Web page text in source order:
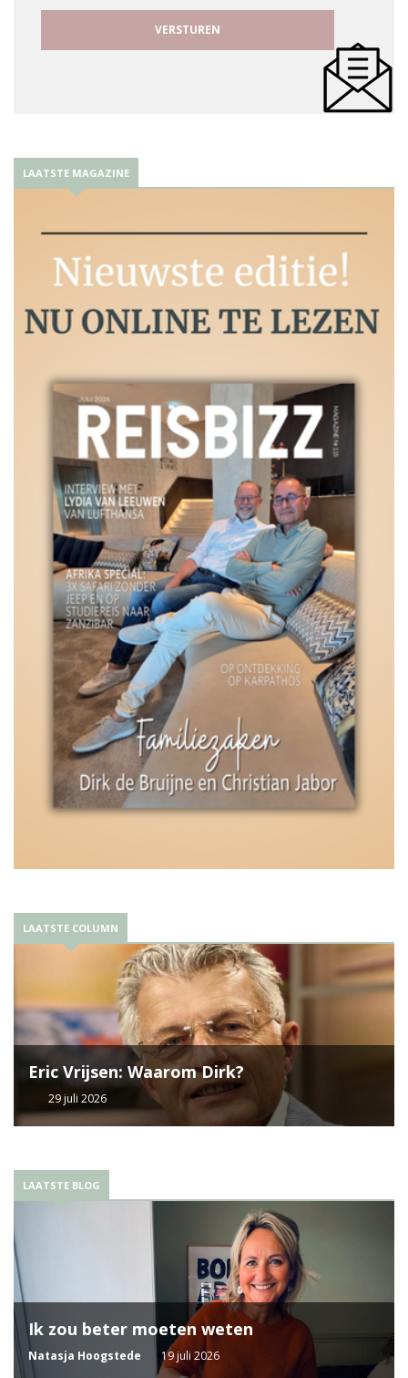
LAATSTE MAGAZINE
LAATSTE COLUMN
Eric Vrijsen: Waarom Dirk?
29 juli 2026
LAATSTE BLOG
Ik zou beter moeten weten
Natasja Hoogstede 19 juli 2026